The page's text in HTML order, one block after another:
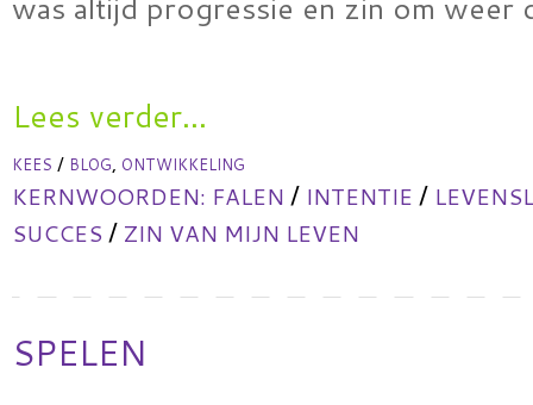
Lees verder...
KEES / BLOG, ONTWIKKELING
KERNWOORDEN: FALEN / INTENTIE /
SUCCES / ZIN VAN MIJN LEVEN
SPELEN